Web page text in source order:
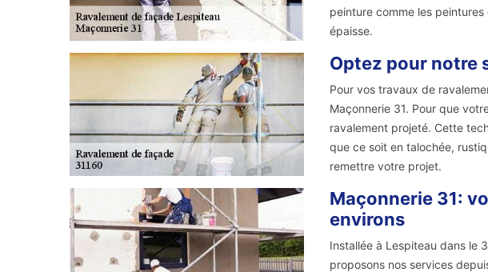
peinture comme les
épaisse.
Optez pour notre
Pour vos travaux de
Maçonnerie 31. Pour que
ravalement projeté. Cette
que ce soit en talochée,
remettre votre projet.
Maçonnerie 31:
environs
Installée à Lespiteau dans le
proposons nos services